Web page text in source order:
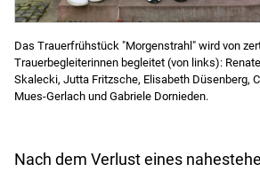
Das Trauerfrühstück "Morgenstrahl" wird von
Trauerbegleiterinnen begleitet (von links):
Skalecki, Jutta Fritzsche, Elisabeth Düsenberg,
Mues-Gerlach und Gabriele Dornieden.
Nach dem Verlust eines